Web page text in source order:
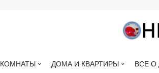
КОМНАТЫ ДОМА И КВАРТИРЫ ВСЕ О